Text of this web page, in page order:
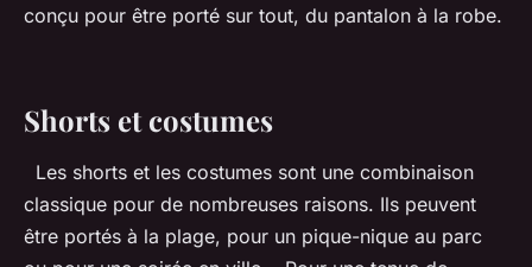
conçu pour être porté sur tout, du pantalon à la robe.
Shorts et costumes
Les shorts et les costumes sont une combinaison
classique pour de nombreuses raisons. Ils peuvent
être portés à la plage, pour un pique-nique au parc